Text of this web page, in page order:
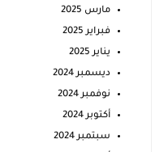
مارس 2025
فبراير 2025
يناير 2025
ديسمبر 2024
نوفمبر 2024
أكتوبر 2024
سبتمبر 2024